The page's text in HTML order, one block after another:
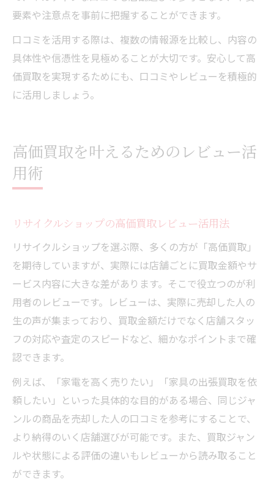
要素や注意点を事前に把握することができます。
口コミを活用する際は、複数の情報源を比較し、内容の
具体性や信憑性を見極めることが大切です。安心して高
価買取を実現するためにも、口コミやレビューを積極的
に活用しましょう。
高価買取を叶えるためのレビュー活
用術
リサイクルショップの高価買取レビュー活用法
リサイクルショップを選ぶ際、多くの方が「高価買取」
を期待していますが、実際には店舗ごとに買取金額やサ
ービス内容に大きな差があります。そこで役立つのが利
用者のレビューです。レビューは、実際に売却した人の
生の声が集まっており、買取金額だけでなく店舗スタッ
フの対応や査定のスピードなど、細かなポイントまで確
認できます。
例えば、「家電を高く売りたい」「家具の出張買取を依
頼したい」といった具体的な目的がある場合、同じジャ
ンルの商品を売却した人の口コミを参考にすることで、
より納得のいく店舗選びが可能です。また、買取ジャン
ルや状態による評価の違いもレビューから読み取ること
ができます。